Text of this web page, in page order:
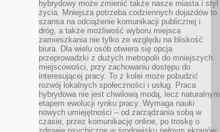
hybrydowy może zmienić także nasze miasta i styl
życia. Mniejsza potrzeba codziennych dojazdów to
szansa na odciążenie komunikacji publicznej i
dróg, a także możliwość wyboru miejsca
zamieszkania nie tylko ze względu na bliskość
biura. Dla wielu osób otwiera się opcja
przeprowadzki z dużych metropolii do mniejszych
miejscowości, przy zachowaniu dostępu do
interesującej pracy. To z kolei może pobudzić
rozwój lokalnych społeczności i usług. Praca
hybrydowa nie jest chwilową modą, lecz naturalnym
etapem ewolucji rynku pracy. Wymaga nauki
nowych umiejętności – od zarządzania sobą w
czasie, przez komunikację online, po troskę o